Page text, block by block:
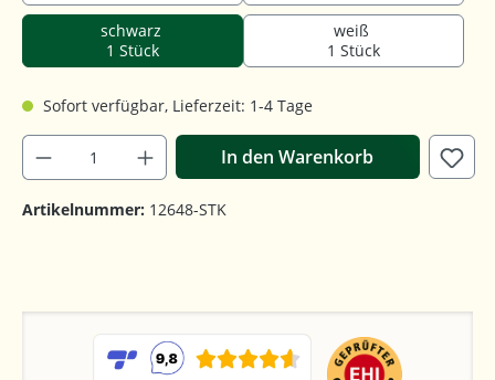
schwarz
1 Stück
weiß
1 Stück
Sofort verfügbar, Lieferzeit: 1-4 Tage
In den Warenkorb
Artikelnummer: 12648-STK